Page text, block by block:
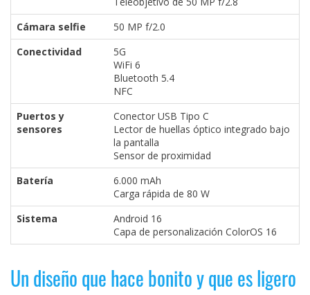
Cámara selfie
50 MP f/2.0
Conectividad
5G
WiFi 6
Bluetooth 5.4
NFC
Puertos y
sensores
Conector USB Tipo C
Lector de huellas óptico integrado bajo
la pantalla
Sensor de proximidad
Batería
6.000 mAh
Carga rápida de 80 W
Sistema
Android 16
Capa de personalización ColorOS 16
Un diseño que hace bonito y que es ligero